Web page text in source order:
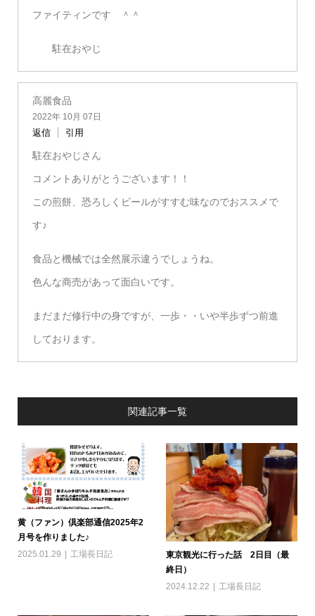
ファイティンです ＾＾
駐在おやじ
高麗食品
2022年 10月 07日
返信 引用
駐在おやじさん
コメントありがとうございます！！
この煎餅、恐ろしくビールがすすむ味なのでおススメで
す♪
食品と機械では全然展示違うでしょうね。
色んな商売があって面白いです。
まだまだ修行中の身ですが、一歩・・いや半歩ずつ前進
しております。
関連記事一覧
黄（ファン）倶楽部通信2025年2
月号を作りました♪
2025.01.29
工場長日記
東京観光に行った話 2日目（最
終日）
2024.12.22
工場長日記